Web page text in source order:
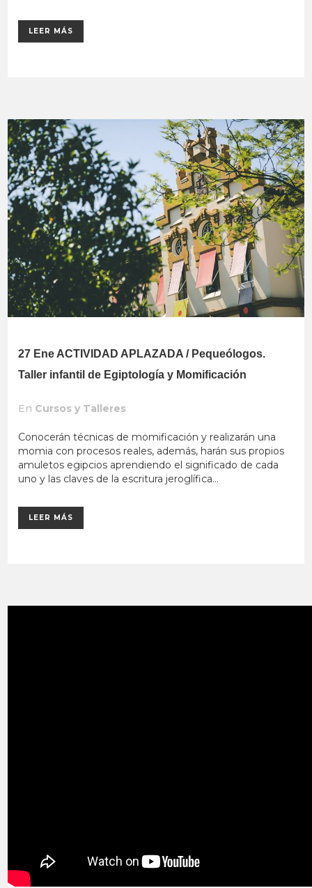
LEER MÁS
27 Ene ACTIVIDAD APLAZADA / Pequeólogos.
Taller infantil de Egiptología y Momificación
En Cursos y Talleres
Conocerán técnicas de momificación y realizarán una
momia con procesos reales, además, harán sus propios
amuletos egipcios aprendiendo el significado de cada
uno y las claves de la escritura jeroglífica...
LEER MÁS